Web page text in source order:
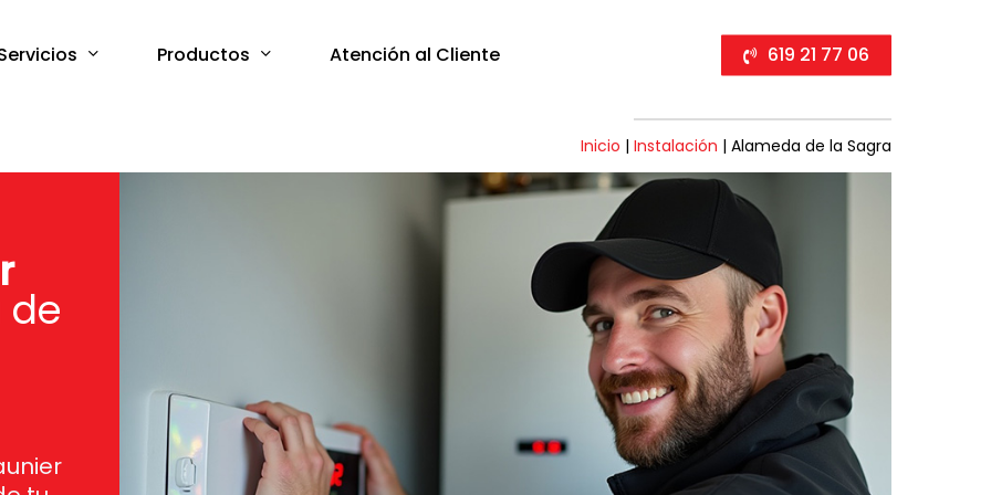
Productos Atención al Cliente 619 21 77 06
Inicio | Instalación | Alameda de la Sagra
de